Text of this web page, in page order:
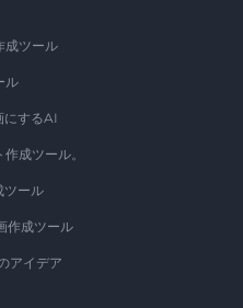
成ツール
ル
にするAI
成ツール。
ツール
作成ツール
アイデア